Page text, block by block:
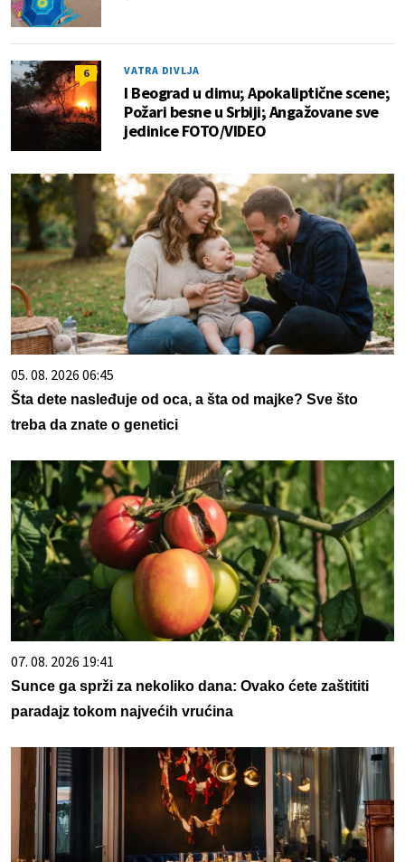
6 VATRA DIVLJA
I Beograd u dimu; Apokaliptične scene;
Požari besne u Srbiji; Angažovane sve
jedinice FOTO/VIDEO
05. 08. 2026 06:45
Šta dete nasleđuje od oca, a šta od majke? Sve što
treba da znate o genetici
07. 08. 2026 19:41
Sunce ga sprži za nekoliko dana: Ovako ćete zaštititi
paradajz tokom najvećih vrućina